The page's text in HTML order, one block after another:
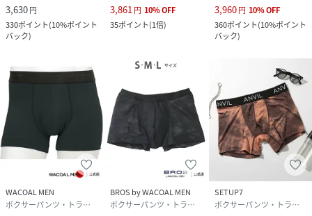
3,630円
330ポイント(10%ポイント
バック)
3,861 円 10%OFF
35ポイント(1倍)
3,960円 10%OFF
360ポイント(10%ポイント
バック)
WACOAL MEN
ボクサーパンツ・トランクス
BROS by WACOAL MEN
ボクサーパンツ・トランクス
SETUP7
ボクサーパンツ・トランクス